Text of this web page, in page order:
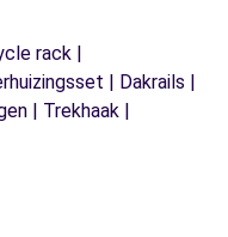
rack |
| Dakrails |
| Trekhaak |